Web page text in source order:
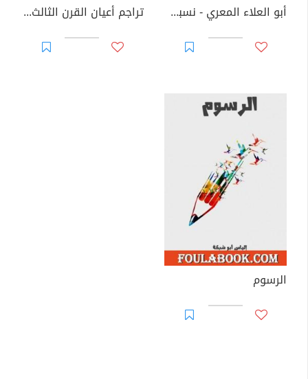
أبو العلاء المعري - نسبه وأخباره، شعره، معتقده تراجم أعيان القرن الثالث عشر وأوائل الرابع عشر
الرسوم